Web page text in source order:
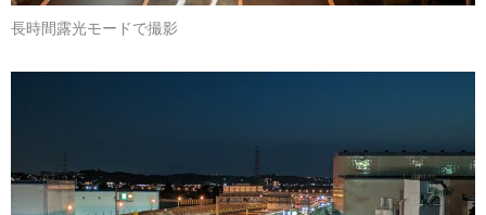
長時間露光モードで撮影